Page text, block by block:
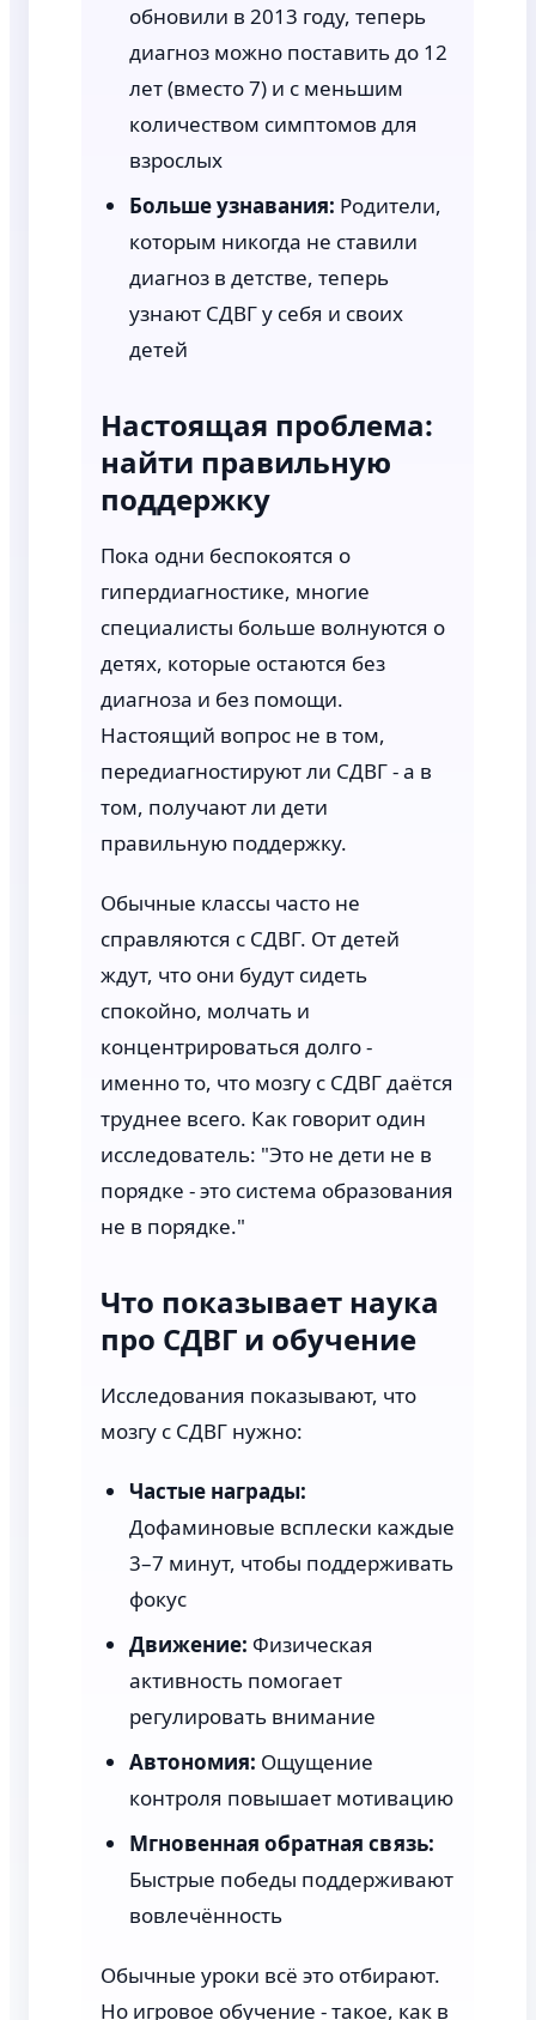
обновили в 2013 году, теперь
диагноз можно поставить до 12
лет (вместо 7) и с меньшим
количеством симптомов для
взрослых
Больше узнавания: Родители,
которым никогда не ставили
диагноз в детстве, теперь
узнают СДВГ у себя и своих
детей
Настоящая проблема:
найти правильную
поддержку
Пока одни беспокоятся о
гипердиагностике, многие
специалисты больше волнуются о
детях, которые остаются без
диагноза и без помощи.
Настоящий вопрос не в том,
передиагностируют ли СДВГ - а в
том, получают ли дети
правильную поддержку.
Обычные классы часто не
справляются с СДВГ. От детей
ждут, что они будут сидеть
спокойно, молчать и
концентрироваться долго -
именно то, что мозгу с СДВГ даётся
труднее всего. Как говорит один
исследователь: "Это не дети не в
порядке - это система образования
не в порядке."
Что показывает наука
про СДВГ и обучение
Исследования показывают, что
мозгу с СДВГ нужно:
Частые награды:
Дофаминовые всплески каждые
3–7 минут, чтобы поддерживать
фокус
Движение: Физическая
активность помогает
регулировать внимание
Автономия: Ощущение
контроля повышает мотивацию
Мгновенная обратная связь:
Быстрые победы поддерживают
вовлечённость
Обычные уроки всё это отбирают.
Но игровое обучение - такое, как в